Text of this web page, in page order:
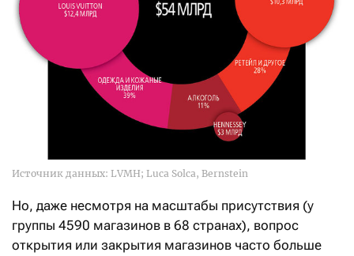
Источник данных: LVMH; Luca Solca, Bernstein
Но, даже несмотря на масштабы присутствия (у
группы 4590 магазинов в 68 странах), вопрос
открытия или закрытия магазинов часто больше